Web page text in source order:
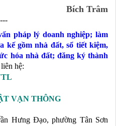
Bích Trâm
---
pháp lý doanh nghiệp; làm
kế gồm nhà đất, sổ tiết kiệm,
hóa nhà đất; đăng ký thành
hệ:
VẠN THÔNG
Hưng Đạo, phường Tân Sơn